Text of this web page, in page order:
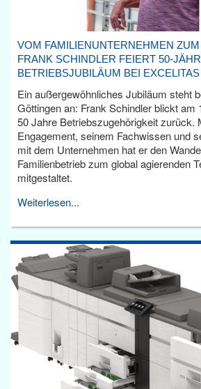
VOM FAMILIENUNTERNEHMEN
FRANK SCHINDLER FEIERT 50-
BETRIEBSJUBILÄUM BEI EXCELITAS
Ein außergewöhnliches Jubiläum steht
Göttingen an: Frank Schindler blickt am
50 Jahre Betriebszugehörigkeit zurück.
Engagement, seinem Fachwissen und
mit dem Unternehmen hat er den
Familienbetrieb zum global agierenden
mitgestaltet.
Weiterlesen...